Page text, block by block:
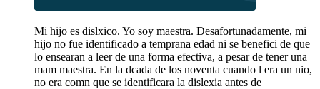
Mi hijo es dislxico. Yo soy maestra. Desafortunadamente, mi
hijo no fue identificado a temprana edad ni se benefici de que
lo ensearan a leer de una forma efectiva, a pesar de tener una
mam maestra. En la dcada de los noventa cuando l era un nio,
no era comn que se identificara la dislexia antes de